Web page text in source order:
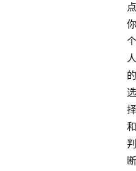
点
你
个
人
的
选
择
和
判
断